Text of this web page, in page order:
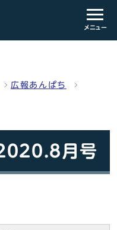
メニュー
広報あんぱち
月号